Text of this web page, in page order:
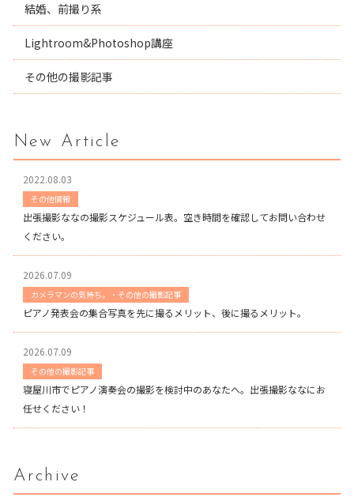
結婚、前撮り系
Lightroom&Photoshop講座
その他の撮影記事
New Article
2022.08.03
その他情報
出張撮影ななの撮影スケジュール表。空き時間を確認してお問い合わせ
ください。
2026.07.09
カメラマンの気持ち。・その他の撮影記事
ピアノ発表会の集合写真を先に撮るメリット、後に撮るメリット。
2026.07.09
その他の撮影記事
寝屋川市でピアノ演奏会の撮影を検討中のあなたへ。出張撮影ななにお
任せください！
Archive